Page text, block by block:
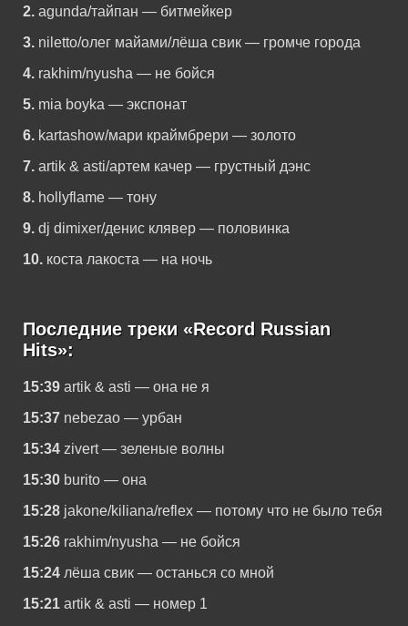
2. agunda/тайпан — битмейкер
3. niletto/олег майами/лёша свик — громче города
4. rakhim/nyusha — не бойся
5. mia boyka — экспонат
6. kartashow/мари краймбрери — золото
7. artik & asti/артем качер — грустный дэнс
8. hollyflame — тону
9. dj dimixer/денис клявер — половинка
10. коста лакоста — на ночь
Последние треки «Record Russian
Hits»:
15:39 artik & asti — она не я
15:37 nebezao — урбан
15:34 zivert — зеленые волны
15:30 burito — она
15:28 jakone/kiliana/reflex — потому что не было тебя
15:26 rakhim/nyusha — не бойся
15:24 лёша свик — останься со мной
15:21 artik & asti — номер 1